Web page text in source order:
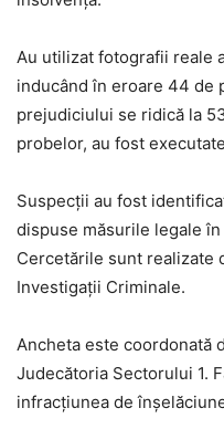
Au utilizat fotografii reale
inducând în eroare 44 de
prejudiciului se ridică la
probelor, au fost
Suspecții au fost
dispuse măsurile legale
Cercetările sunt realizate
Investigații Criminale.
Ancheta este coordonată
Judecătoria Sectorului 1.
infracțiunea de